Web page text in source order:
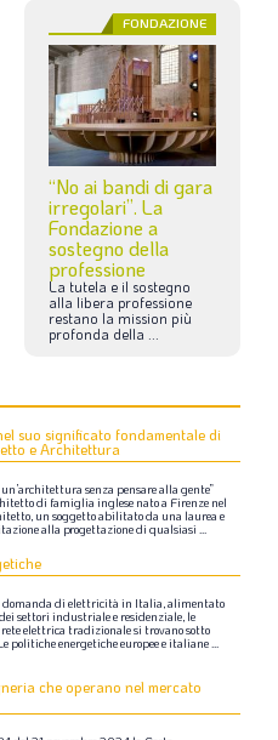
FONDAZIONE
“No ai bandi di gara
irregolari”. La
Fondazione a
sostegno della
professione
La tutela e il sostegno
alla libera professione
restano la mission più
profonda della ...
suo significato fondamentale di
e Architettura
un’architettura senza pensarealla gente”
di famiglia inglese natoa Firenze nel
un soggettoabilitatoda una laurea e
alla progettazionedi qualsiasi ...
domanda di elettricità in Italia,alimentato
dei settori industrialee residenziale, le
reteelettrica tradizionalesi trovanosotto
politicheenergeticheeuropeeeitaliane...
che operano nel mercato